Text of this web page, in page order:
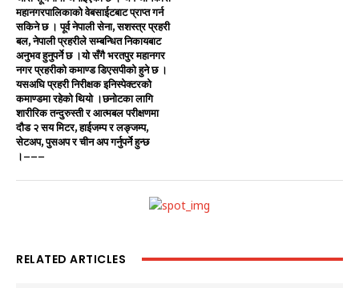
महानगरपालिकाको वेबसाईटबाट प्राप्त गर्न
सकिने छ । पूर्व नेपाली सेना, सशस्त्र प्रहरी
बल, नेपाली प्रहरीले सम्बन्धित निकायबाट
अनुभव हुनुपर्ने छ ।यो सँगै भरतपुर महानगर
नगर प्रहरीको कमाण्ड डिएसपीको हुने छ ।
यसअघि प्रहरी निरीक्षक इनिस्पेक्टरको
कमाण्डमा रहेको थियो ।छनोटका लागि
शारीरिक तन्दुरुस्ती र आत्मबल परीक्षणमा
दौड २ सय मिटर, हाईजम्प र लङ्जम्प,
सेटअप, पुसअप र चीन अप गर्नुपर्ने हुन्छ
।–––
RELATED ARTICLES